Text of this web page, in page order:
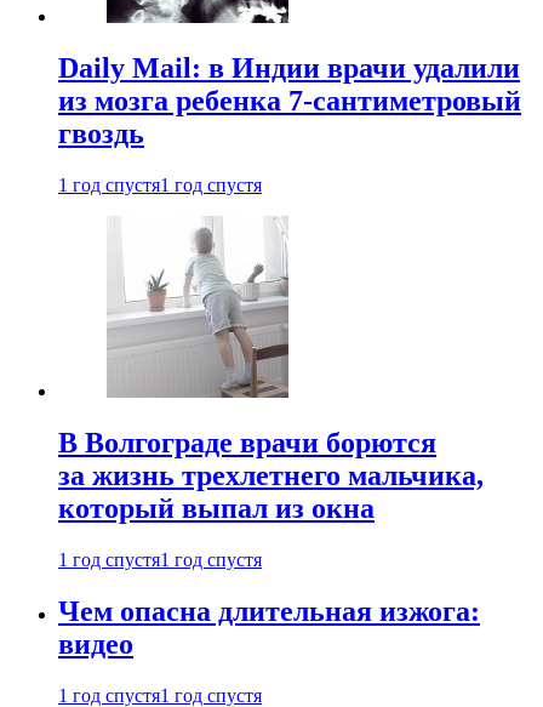
Daily Mail: в Индии врачи удалили
из мозга ребенка 7-сантиметровый
гвоздь
1 год спустя1 год спустя
В Волгограде врачи борются
за жизнь трехлетнего мальчика,
который выпал из окна
1 год спустя1 год спустя
Чем опасна длительная изжога:
видео
1 год спустя1 год спустя